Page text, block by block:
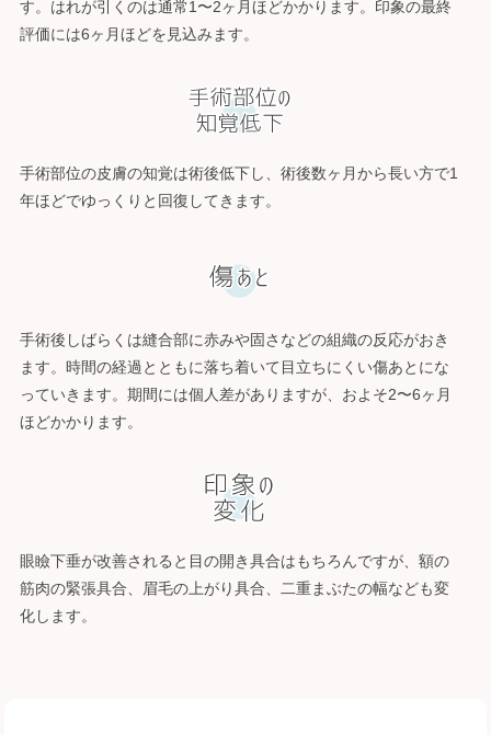
す。はれが引くのは通常1〜2ヶ月ほどかかります。印象の最終
評価には6ヶ月ほどを見込みます。
手術部位の皮膚の知覚は術後低下し、術後数ヶ月から長い方で1
年ほどでゆっくりと回復してきます。
手術後しばらくは縫合部に赤みや固さなどの組織の反応がおき
ます。時間の経過とともに落ち着いて目立ちにくい傷あとにな
っていきます。期間には個人差がありますが、およそ2〜6ヶ月
ほどかかります。
眼瞼下垂が改善されると目の開き具合はもちろんですが、額の
筋肉の緊張具合、眉毛の上がり具合、二重まぶたの幅なども変
化します。